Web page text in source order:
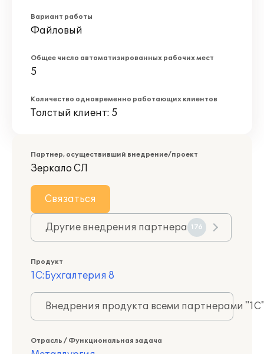
Вариант работы
Файловый
Общее число автоматизированных рабочих мест
5
Количество одновременно работающих клиентов
Толстый клиент: 5
Партнер, осуществивший внедрение/проект
Зеркало СЛ
Связаться
Другие внедрения партнера 176
Продукт
1С:Бухгалтерия 8
Внедрения продукта всеми партнерами
Отрасль / Функциональная задача